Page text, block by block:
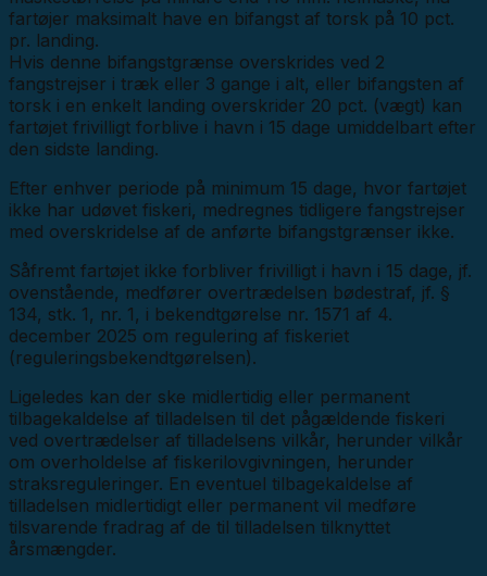
fartøjer maksimalt have en bifangst af torsk på 10 pct.
pr. landing.
Hvis denne bifangstgrænse overskrides ved 2
fangstrejser i træk eller 3 gange i alt, eller bifangsten af
torsk i en enkelt landing overskrider 20 pct. (vægt) kan
fartøjet frivilligt forblive i havn i 15 dage umiddelbart efter
den sidste landing.
Efter enhver periode på minimum 15 dage, hvor fartøjet
ikke har udøvet fiskeri, medregnes tidligere fangstrejser
med overskridelse af de anførte bifangstgrænser ikke.
Såfremt fartøjet ikke forbliver frivilligt i havn i 15 dage, jf.
ovenstående, medfører overtrædelsen bødestraf, jf. §
134, stk. 1, nr. 1, i bekendtgørelse nr. 1571 af 4.
december 2025 om regulering af fiskeriet
(reguleringsbekendtgørelsen).
Ligeledes kan der ske midlertidig eller permanent
tilbagekaldelse af tilladelsen til det pågældende fiskeri
ved overtrædelser af tilladelsens vilkår, herunder vilkår
om overholdelse af fiskerilovgivningen, herunder
straksreguleringer. En eventuel tilbagekaldelse af
tilladelsen midlertidigt eller permanent vil medføre
tilsvarende fradrag af de til tilladelsen tilknyttet
årsmængder.